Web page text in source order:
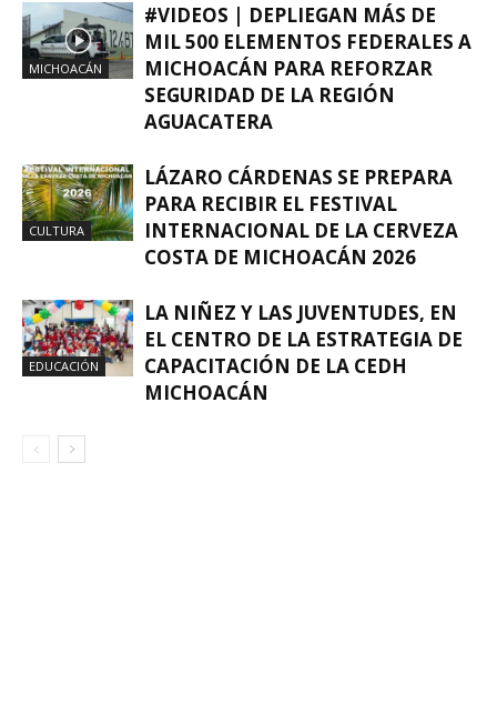
MICHOACÁN
#VIDEOS | DEPLIEGAN MÁS DE
MIL 500 ELEMENTOS FEDERALES A
MICHOACÁN PARA REFORZAR
SEGURIDAD DE LA REGIÓN
AGUACATERA
CULTURA
LÁZARO CÁRDENAS SE PREPARA
PARA RECIBIR EL FESTIVAL
INTERNACIONAL DE LA CERVEZA
COSTA DE MICHOACÁN 2026
EDUCACIÓN
LA NIÑEZ Y LAS JUVENTUDES, EN
EL CENTRO DE LA ESTRATEGIA DE
CAPACITACIÓN DE LA CEDH
MICHOACÁN